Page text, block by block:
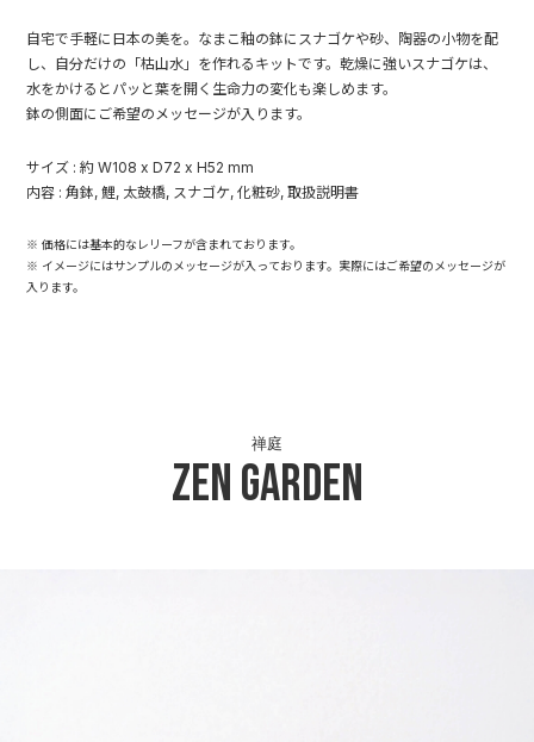
自宅で手軽に日本の美を。なまこ釉の鉢にスナゴケや砂、陶器の小物を配
し、自分だけの「枯山水」を作れるキットです。乾燥に強いスナゴケは、
水をかけるとパッと葉を開く生命力の変化も楽しめます。
鉢の側面にご希望のメッセージが入ります。
サイズ : 約 W108 x D72 x H52 mm
内容 : 角鉢, 鯉, 太鼓橋, スナゴケ, 化粧砂, 取扱説明書
※ 価格には基本的なレリーフが含まれております。
※ イメージにはサンプルのメッセージが入っております。実際にはご希望のメッセージが
入ります。
ZEN GARDEN
禅庭